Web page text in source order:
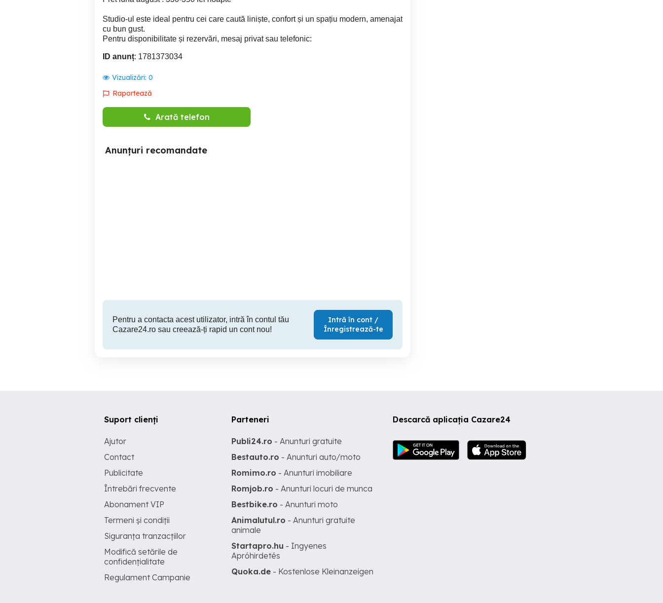
Studio-ul este ideal pentru cei care caută liniște, confort și un spațiu modern, amenajat
cu bun gust.
Pentru disponibilitate și rezervări, mesaj privat sau telefonic:
ID anunț: 1781373034
Vizualizări: 0
Raportează
Arată telefon
Anunțuri recomandate
Pentru a contacta acest utilizator, intră în contul tău
Cazare24.ro sau creează-ți rapid un cont nou!
Intră în cont /
Înregistrează-te
Descarcă aplicația Cazare24
Suport clienți
Ajutor
Contact
Publicitate
Întrebări frecvente
Abonament VIP
Termeni și condiții
Siguranța tranzacțiilor
Modifică setările de
confidențialitate
Regulament Campanie
Parteneri
Publi24.ro - Anunturi gratuite
Bestauto.ro - Anunturi auto/moto
Romimo.ro - Anunturi imobiliare
Romjob.ro - Anunturi locuri de munca
Bestbike.ro - Anunturi moto
Animalutul.ro - Anunturi gratuite
animale
Startapro.hu - Ingyenes
Apróhirdetés
Quoka.de - Kostenlose Kleinanzeigen